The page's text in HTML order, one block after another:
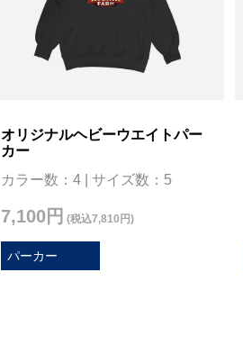
オリジナルヘビーウエイトパー
カー
カラー数：4 | サイズ数：5
パーカー
7,100円 (税込7,810円)